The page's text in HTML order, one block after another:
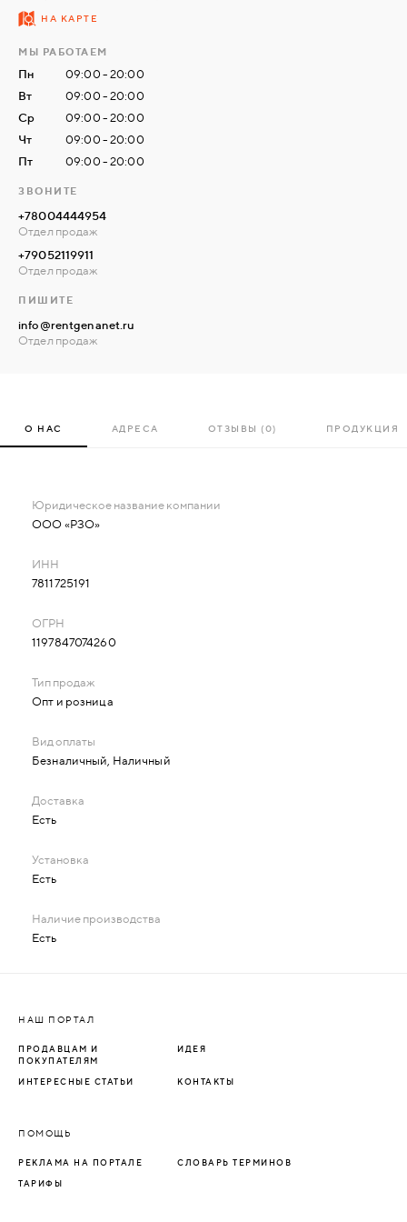
Рентгенозащитные конструкции (двери
автоматические и обычные, окна, ставни, ширмы,
вешалки, стекла и пр.)
Материалы для строительства рентген кабинетов
(листовой свинец, панели кнауф сейфборд,
баритовую штукатурку и пр.)
Доступные цены – Вы покупаете продукцию
непосредственно у производителя, не переплачивая
посредникам. Мы всегда готовы предложить скидки
постоянным клиентам и выгодные цены для оптовых
покупателей;
осуществляет:
Монтаж рентгенозащитных конструкций.
НА КАРТЕ
МЫ РАБОТАЕМ
Пн
09:00 - 20:00
Вт
09:00 - 20:00
Ср
09:00 - 20:00
Чт
09:00 - 20:00
Пт
09:00 - 20:00
ЗВОНИТЕ
+78004444954
Отдел продаж
+79052119911
Отдел продаж
ПИШИТЕ
info@rentgenanet.ru
Отдел продаж
О НАС АДРЕСА ОТЗЫВЫ (0) ПРОДУКЦИЯ
ООО «РЗО»
7811725191
1197847074260
Опт и розница
Безналичный, Наличный
Есть
Есть
Есть
НАШ ПОРТАЛ
ПРОДАВЦАМ И
ПОКУПАТЕЛЯМ
ИДЕЯ
ИНТЕРЕСНЫЕ СТАТЬИ КОНТАКТЫ
ПОМОЩЬ
РЕКЛАМА НА ПОРТАЛЕ СЛОВАРЬ ТЕРМИНОВ
ТАРИФЫ